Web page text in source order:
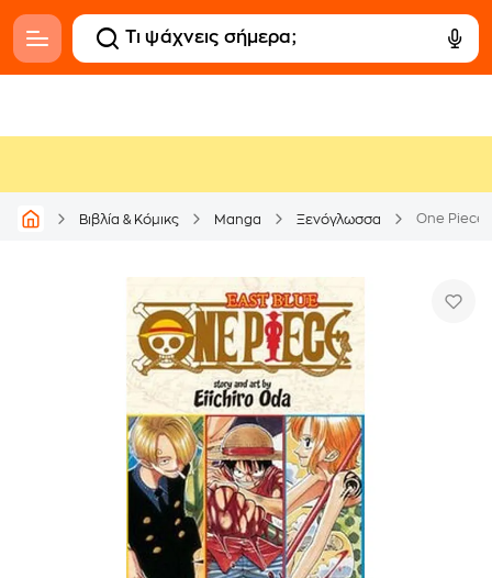
Βιβλία & Κόμικς Manga Ξενόγλωσσα One